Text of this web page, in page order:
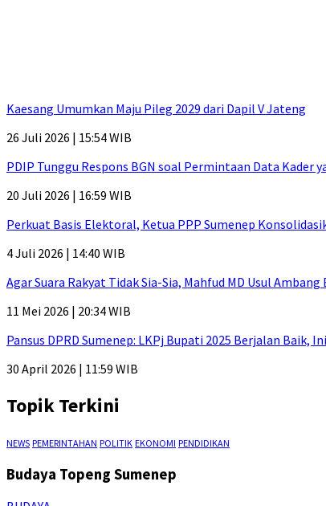
Kaesang Umumkan Maju Pileg 2029 dari Dapil V Jateng
26 Juli 2026 | 15:54 WIB
PDIP Tunggu Respons BGN soal Permintaan Data Kader
20 Juli 2026 | 16:59 WIB
Perkuat Basis Elektoral, Ketua PPP Sumenep
4 Juli 2026 | 14:40 WIB
Agar Suara Rakyat Tidak Sia-Sia, Mahfud MD Usul
11 Mei 2026 | 20:34 WIB
Pansus DPRD Sumenep: LKPj Bupati 2025 Berjalan Baik,
30 April 2026 | 11:59 WIB
Topik Terkini
NEWS PEMERINTAHAN POLITIK EKONOMI PENDIDIKAN
Budaya Topeng Sumenep